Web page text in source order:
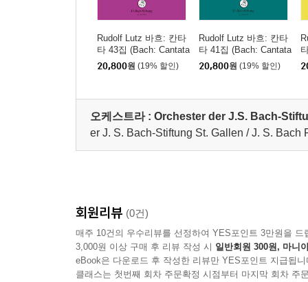
Rudolf Lutz 바흐: 칸타
타 43집 (Bach: Cantata
s BWV38, BWV89, B
WV138)
20,800원 (19% 할인)
Rudolf Lutz 바흐: 칸타
타 41집 (Bach: Cantata
s BWV27, BWV122, B
WV165)
20,800원 (19% 할인)
n
오케스트라 : Orchester der J.S. Bach-
er J. S. Bach-Stiftung St. Gallen / J. S. Bach
회원리뷰 (0건)
매주 10건의 우수리뷰를 선정하여 YES포인트 3만원을 드
3,000원 이상 구매 후 리뷰 작성 시 일반회원 300원, 마니
eBook은 다운로드 후 작성한 리뷰만 YES포인트 지급됩니
클래스는 첫번째 회차 주문확정 시점부터 마지막 회차 주